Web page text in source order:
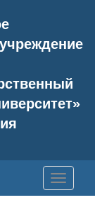
Toggle